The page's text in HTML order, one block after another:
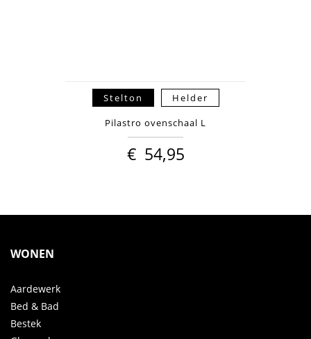
Stelton Helder
Pilastro ovenschaal L
€ 54,95
WONEN
Aardewerk
Bed & Bad
Bestek